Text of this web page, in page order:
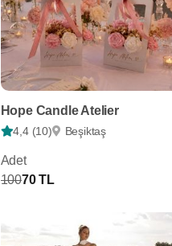
Hope Candle Atelier
4,4 (10) Beşiktaş
Adet
10070 TL